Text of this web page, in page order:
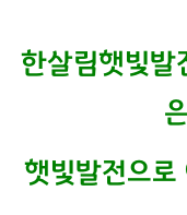
한살림햇빛발
햇빛발전으